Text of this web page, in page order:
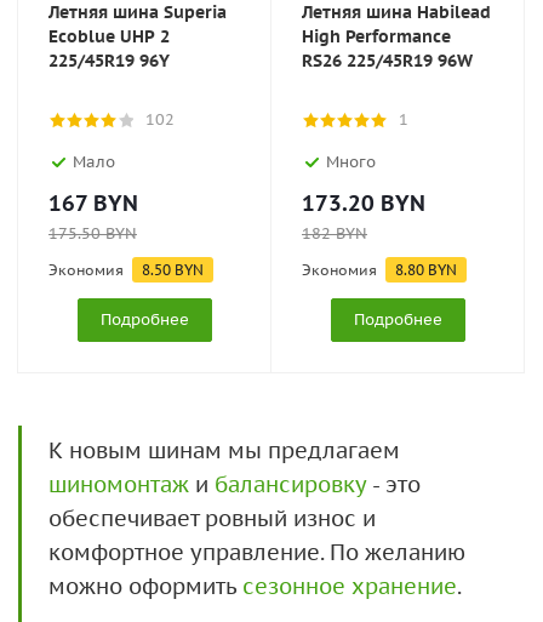
Летняя шина Superia
Ecoblue UHP 2
225/45R19 96Y
102
Мало
167 BYN
175.50BYN
Экономия 8.50 BYN
Подробнее
Летняя шина Habilead
High Performance
RS26 225/45R19 96W
1
Много
173.20 BYN
182BYN
Экономия 8.80 BYN
Подробнее
К новым шинам мы предлагаем
шиномонтаж и балансировку- это
обеспечивает ровный износ и
комфортное управление. По желанию
можно оформить сезонное хранение.